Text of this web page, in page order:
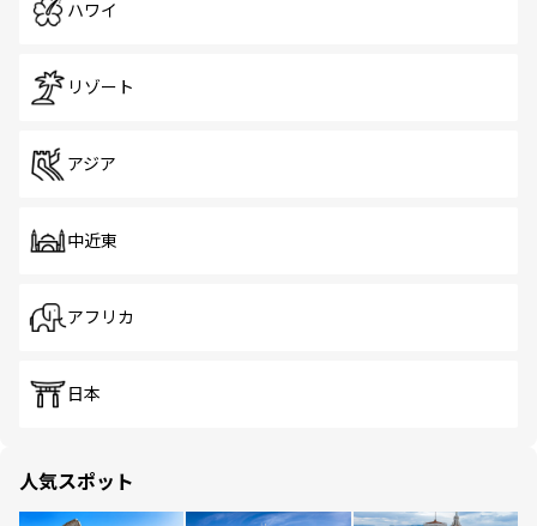
ハワイ
リゾート
アジア
中近東
アフリカ
日本
人気スポット